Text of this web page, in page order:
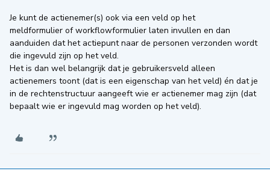
Je kunt de actienemer(s) ook via een veld op het
meldformulier of workflowformulier laten invullen en dan
aanduiden dat het actiepunt naar de personen verzonden wordt
die ingevuld zijn op het veld.
Het is dan wel belangrijk dat je gebruikersveld alleen
actienemers toont (dat is een eigenschap van het veld) én dat je
in de rechtenstructuur aangeeft wie er actienemer mag zijn (dat
bepaalt wie er ingevuld mag worden op het veld).